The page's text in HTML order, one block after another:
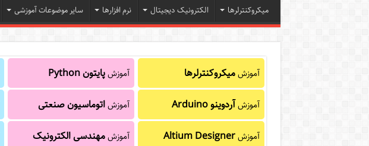
میکروکنترلرها الکترونیک دیجیتال نرم افزارها سایر موضوعات آموزشی
آموزشمیکروکنترلرها
آموزشآردوینو Arduino
آموزشAltium Designer
آموزشپایتون Python
آموزشاتوماسیون صنعتی
آموزشمهندسی الکترونیک